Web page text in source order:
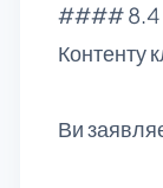
#### 8.4
Контенту
Ви